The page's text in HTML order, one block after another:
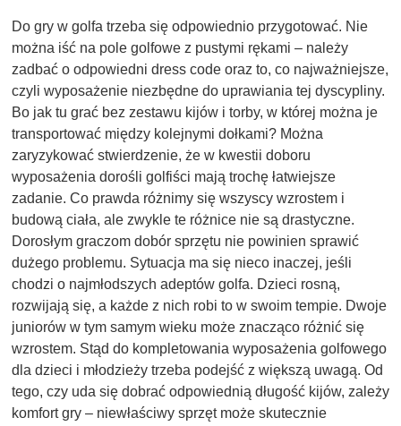
Do gry w golfa trzeba się odpowiednio przygotować. Nie
można iść na pole golfowe z pustymi rękami – należy
zadbać o odpowiedni dress code oraz to, co najważniejsze,
czyli wyposażenie niezbędne do uprawiania tej dyscypliny.
Bo jak tu grać bez zestawu kijów i torby, w której można je
transportować między kolejnymi dołkami? Można
zaryzykować stwierdzenie, że w kwestii doboru
wyposażenia dorośli golfiści mają trochę łatwiejsze
zadanie. Co prawda różnimy się wszyscy wzrostem i
budową ciała, ale zwykle te różnice nie są drastyczne.
Dorosłym graczom dobór sprzętu nie powinien sprawić
dużego problemu. Sytuacja ma się nieco inaczej, jeśli
chodzi o najmłodszych adeptów golfa. Dzieci rosną,
rozwijają się, a każde z nich robi to w swoim tempie. Dwoje
juniorów w tym samym wieku może znacząco różnić się
wzrostem. Stąd do kompletowania wyposażenia golfowego
dla dzieci i młodzieży trzeba podejść z większą uwagą. Od
tego, czy uda się dobrać odpowiednią długość kijów, zależy
komfort gry – niewłaściwy sprzęt może skutecznie